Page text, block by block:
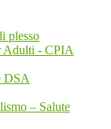
plesso
Adulti - CPIA
DSA
– Salute